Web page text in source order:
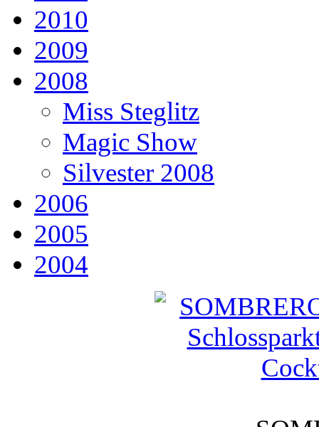
2010
2009
2008
Miss Steglitz
Magic Show
Silvester 2008
2006
2005
2004